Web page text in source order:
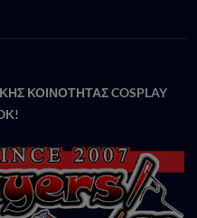
ΚΟΙΝΟΤΗΤΑΣ COSPLAY